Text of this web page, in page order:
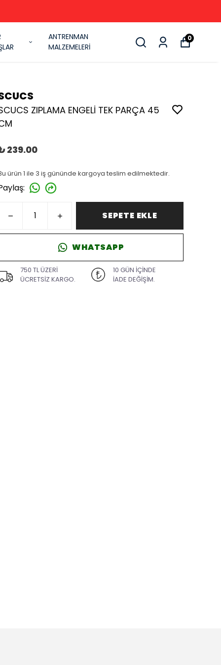
ANTRENMAN
MALZEMELERİ
0
ZIPLAMA ENGELİ TEK PARÇA 45
239.00
ürün 1 ile 3 iş gününde kargoya teslim edilmektedir.
:
SEPETE EKLE
WHATSAPP
750 TL ÜZERİ
ÜCRETSİZ KARGO.
10 GÜN İÇİNDE
İADE DEĞİŞİM.